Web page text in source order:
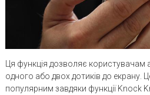
Ця функція дозволяє користувачам
одного або двох дотиків до екрану.
популярним завдяки функції Knock